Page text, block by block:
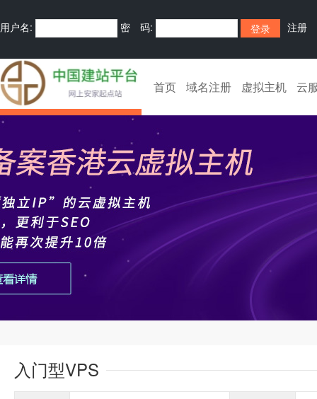
用户名: 密 码: 注册
首页 域名注册 虚拟主机 云
入门型VPS